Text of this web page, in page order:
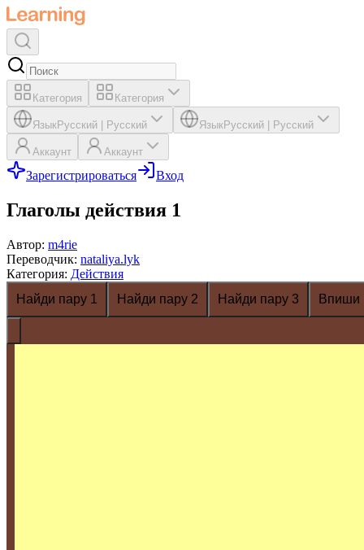
Категория Категория
ЯзыкРусский Русский ЯзыкРусский Русский
Аккаунт Аккаунт
Зарегистрироваться Вход
Глаголы действия 1
Автор: m4rie
Переводчик: nataliya.lyk
Категория: Действия
Найди пару 1
Найди пару 2 Найди пару 3 Впиши